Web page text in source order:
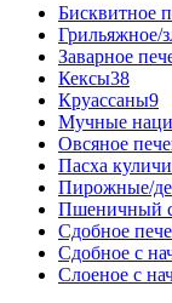
Бисквитное
Грильяжное/
Заварное
Кексы38
Круассаны9
Мучные
Овсяное
Пасха куличи
Пирожные/
Пшеничный
Сдобное
Сдобное с
Слоеное с